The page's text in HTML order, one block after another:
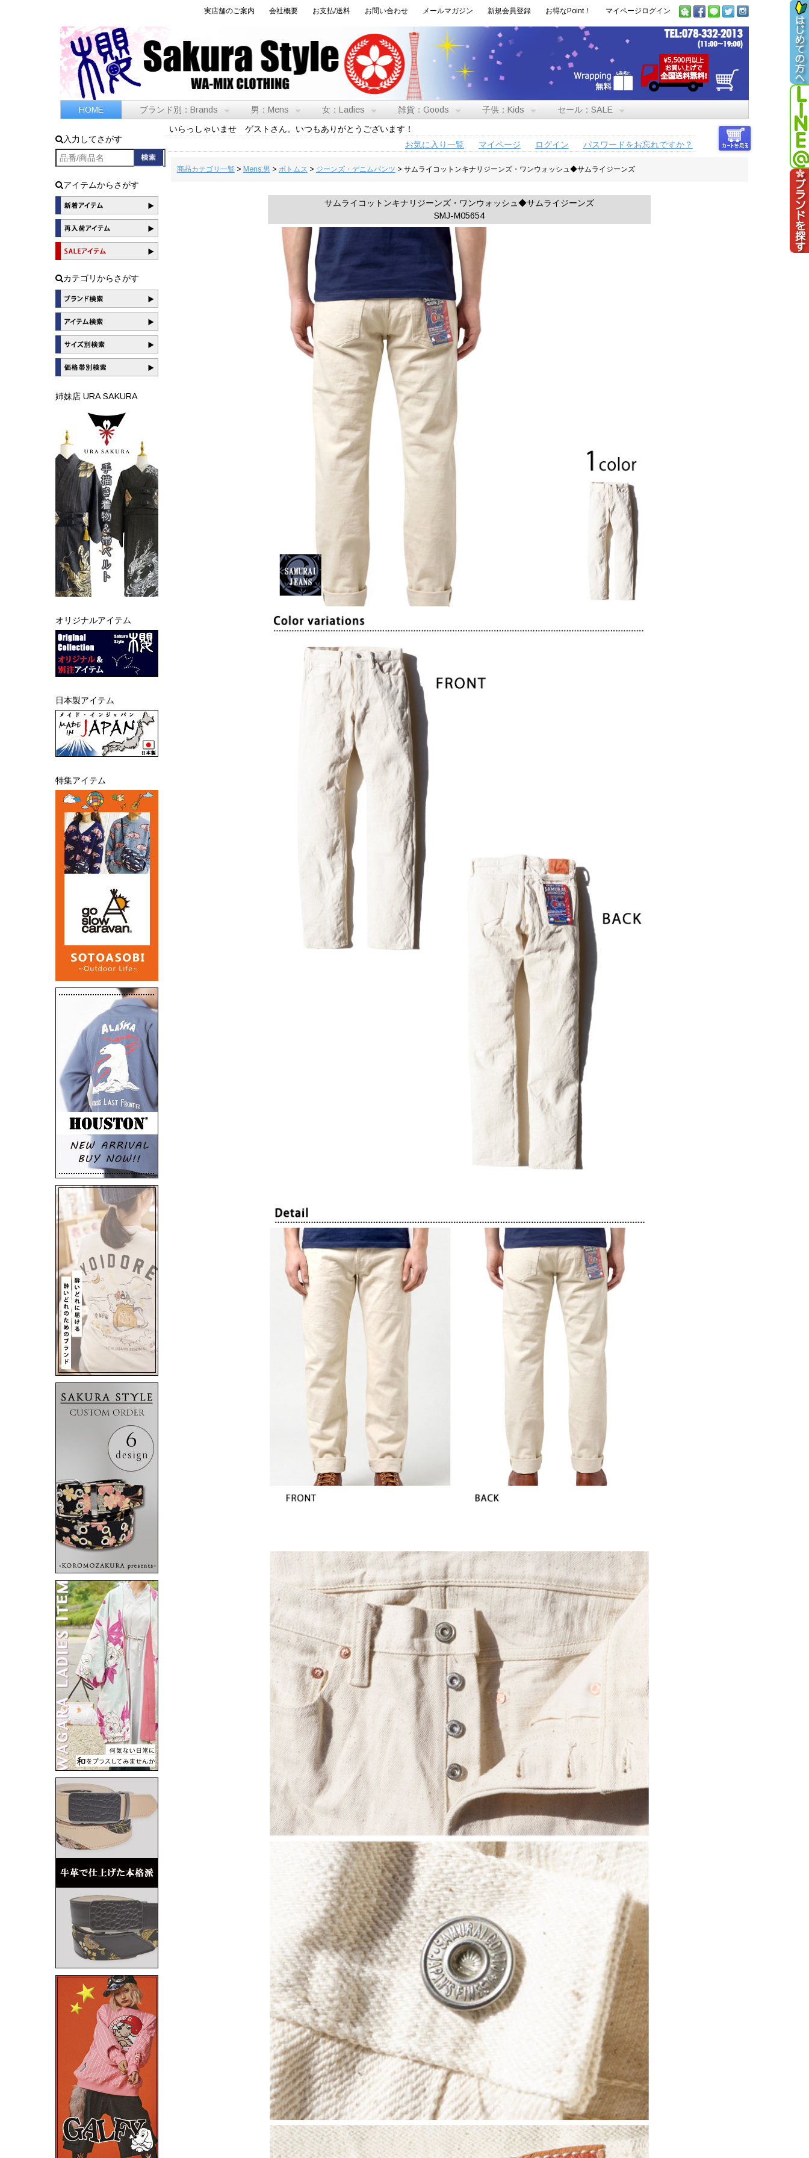
実店舗のご案内 会社概要 お支払/送料 お問い合わせ メールマガジン 新規会員登録 お得なPoint！ マイページログイン
HOME ブランド別：Brands 男：Mens 女：Ladies 雑貨：Goods 子供：Kids セール：SALE
入力してさがす
アイテムからさがす
カテゴリからさがす
姉妹店 URA SAKURA
オリジナルアイテム
日本製アイテム
特集アイテム
いらっしゃいませ ゲストさん。いつもありがとうございます！
お気に入り一覧
マイページ ログイン パスワードをお忘れですか？
商品カテゴリ一覧> Mens:男 > ボトムス > ジーンズ・デニムパンツ > サムライコットンキナリジーンズ・ワンウォッシュ◆サムライジーンズ
サムライコットンキナリジーンズ・ワンウォッシュ◆サムライジーンズ
SMJ-M05654